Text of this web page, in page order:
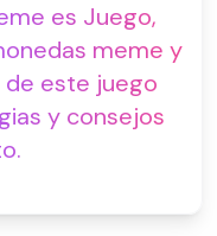
es Juego,
meme y
de este juego
y consejos